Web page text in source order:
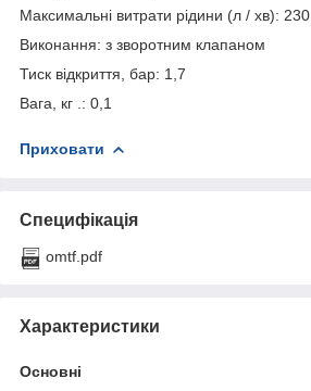
Максимальні витрати рідини (л / хв): 230
Виконання: з зворотним клапаном
Тиск відкриття, бар: 1,7
Вага, кг .: 0,1
Приховати
Специфікація
omtf.pdf
Характеристики
Основні